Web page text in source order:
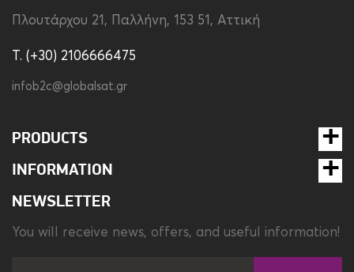
Πλουτάρχου 21, Παλλήνη, 153 51, Αττική
T. (+30) 2106666475
infob2c@globalsat.gr
PRODUCTS
INFORMATION
NEWSLETTER
You will receive news, offers, and useful information!